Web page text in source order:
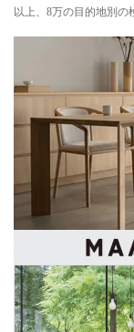
以上、8万の目的地別の